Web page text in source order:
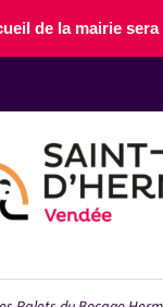
de la mairie